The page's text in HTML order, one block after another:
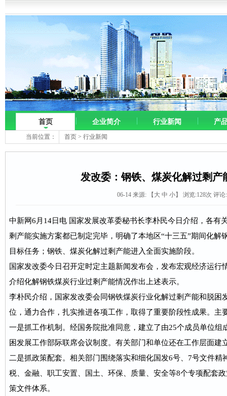
首页 企业简介 行业新闻 产
当前位置： 首页 > 行业新闻
发改委：钢铁、煤炭化解过剩产
06-14 来源: 【 大 中 小】 浏览:128次 评论:
中新网6月14日电 国家发展改革委秘书长李朴民今日介绍，各有
剩产能实施方案都已制定完毕，明确了本地区“十三五”期间化解
目标任务；钢铁、煤炭化解过剩产能进入全面实施阶段。
国家发改委今日召开定时定主题新闻发布会，发布宏观经济运行
介绍化解钢铁煤炭行业过剩产能情况作出上述表示。
李朴民介绍，国家发改委会同钢铁煤炭行业化解过剩产能和脱困
位，通力合作，扎实推进各项工作，取得了重要阶段性成果。主
一是抓工作机制。经国务院批准同意，建立了由25个成员单位组
困发展工作部际联席会议制度。有关部门和单位还在工作层面建
二是抓政策配套。相关部门围绕落实和细化国发6号、7号文件精
税、金融、职工安置、国土、环保、质量、安全等8个专项配套
策文件体系。